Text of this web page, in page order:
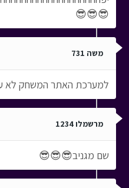
😎😎😎
משה 731
למערכת האתר המשחק לא
מרשמלו 1234
שם מגניב😎😎😎